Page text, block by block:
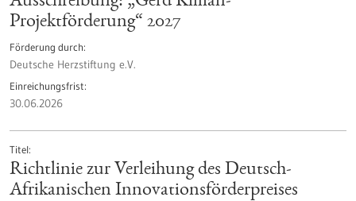
Projektförderung“ 2027
Förderung durch
Deutsche Herzstiftung e.V.
Einreichungsfrist
30.06.2026
Titel
Richtlinie zur Verleihung des Deutsch-
Afrikanischen Innovationsförderpreises